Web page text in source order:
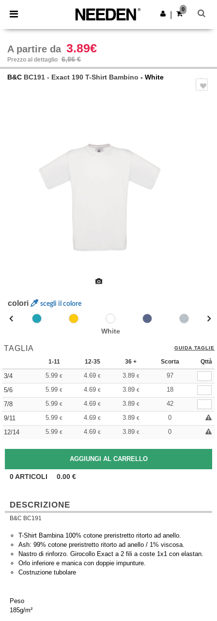
× App Needen
Prezzi migliori sull'app!
Scarica app
0
A partire da 3.89€
Prezzo al dettaglio 6,86 €
B&C BC191 - Exact 190 T-Shirt Bambino - White
colori scegli il colore
White
TAGLIA GUIDA TAGLIE
1-11 12-35 36 + Scorta Qttà
3/4 5.99 € 4.69 € 3.89 €
97
5/6
5.99 € 4.69 € 3.89 €
18
7/8
5.99 € 4.69 € 3.89 €
42
9/11
5.99 € 4.69 € 3.89 €
0
12/14
5.99 € 4.69 € 3.89 € 0
0ARTICOLI 0.00 €
DESCRIZIONE
B&C BC191
T-Shirt Bambina 100% cotone preristretto ritorto ad anello.
Ash: 99% cotone preristretto ritorto ad anello / 1% viscosa.
Nastro di rinforzo. Girocollo Exact a 2 fili a coste 1x1 con elastan.
Orlo inferiore e manica con doppie impunture.
Costruzione tubolare
Peso
185g/m²